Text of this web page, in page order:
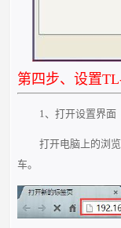
第四步、设置
1、打开设置界面
打开电脑上的浏
车。